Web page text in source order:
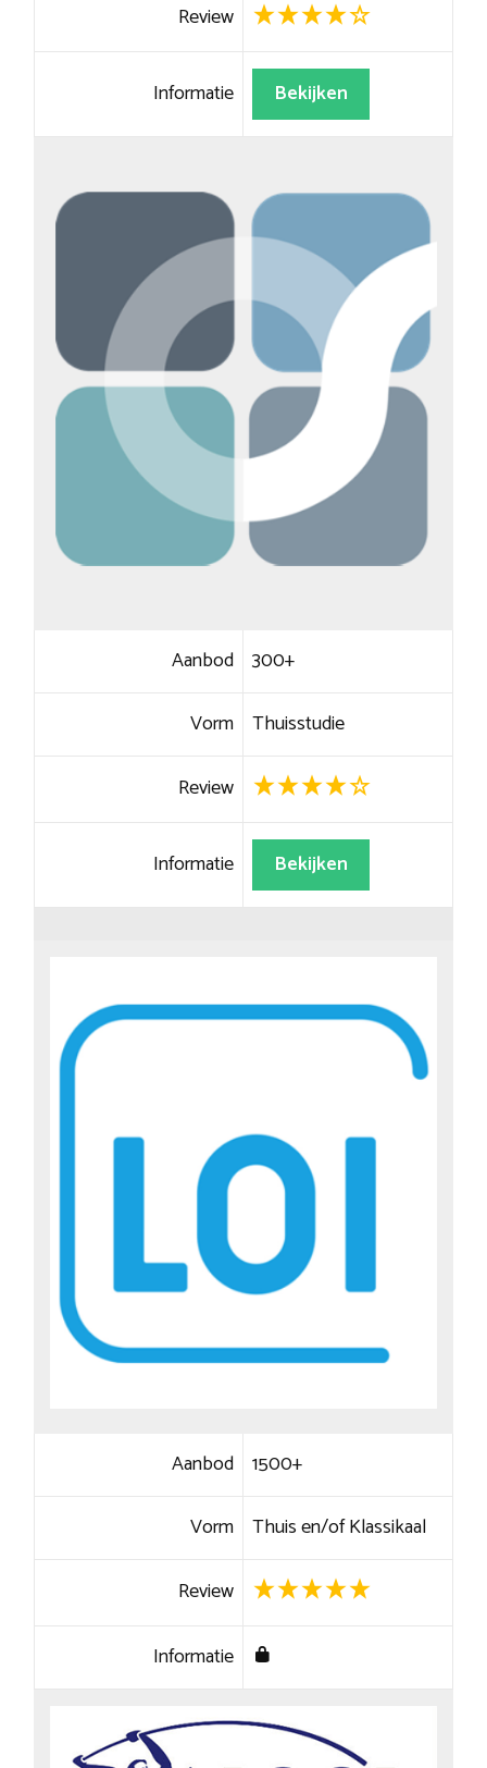
Review
Informatie Bekijken
Aanbod 300+
Vorm Thuisstudie
Review
Informatie Bekijken
Aanbod 1500+
Vorm Thuis en/of Klassikaal
Review
Informatie